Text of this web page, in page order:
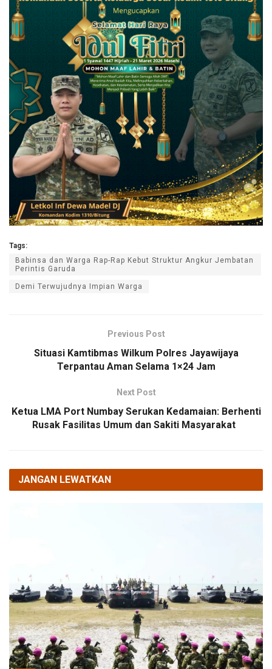
Tags:
Babinsa dan Warga Rap-Rap Kebut Struktur Angkur Jembatan
Perintis Garuda
Demi Terwujudnya Impian Warga
Previous Post
Situasi Kamtibmas Wilkum Polres Jayawijaya
Terpantau Aman Selama 1×24 Jam
Next Post
Ketua LMA Port Numbay Serukan Kedamaian: Berhenti
Rusak Fasilitas Umum dan Sakiti Masyarakat
JANGAN LEWATKAN